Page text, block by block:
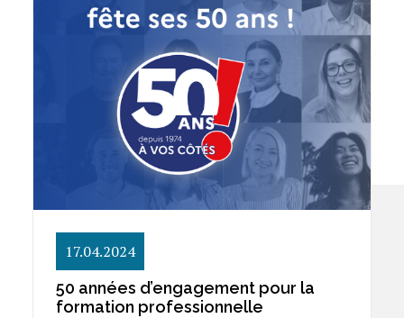
17.04.2024
50 années d’engagement pour la
formation professionnelle